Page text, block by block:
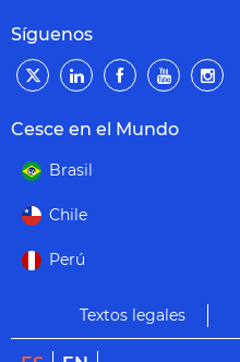
Síguenos
Cesce en el Mundo
Brasil
Chile
Perú
Textos legales